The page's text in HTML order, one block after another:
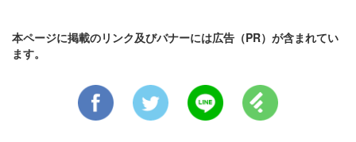
本ページに掲載のリンク及びバナーには広告（PR）が含まれてい
ます。